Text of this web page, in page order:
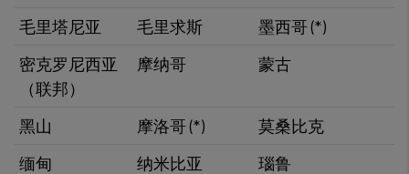
毛里塔尼亚
​毛里求斯
​墨西哥 (*)
​密克罗尼西亚
（联邦）
​摩纳哥 蒙古
黑山 摩洛哥 (*)
莫桑比克
​缅甸
纳米比亚
瑙鲁